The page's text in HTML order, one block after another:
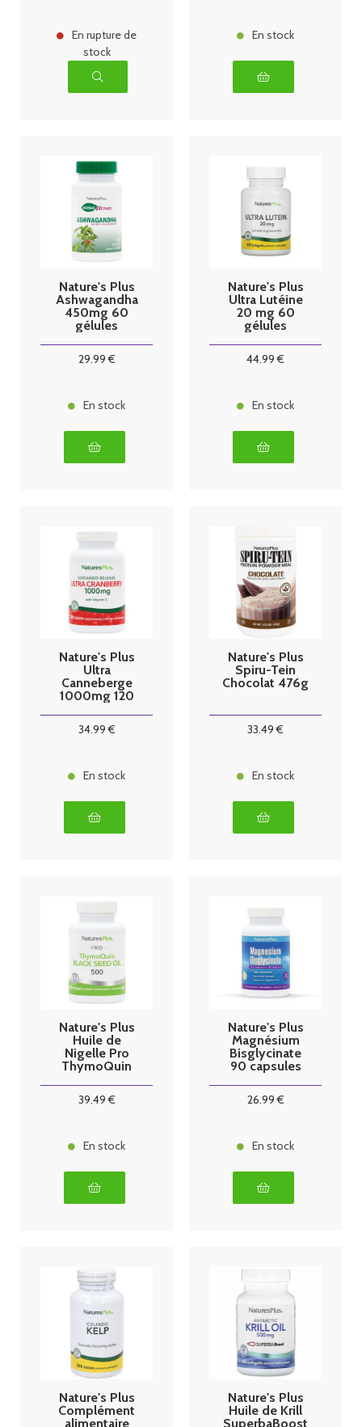
En rupture de
stock
En stock
Nature's Plus
Ashwagandha
450mg 60
gélules
29.99€
En stock
Nature's Plus
Ultra Lutéine
20 mg 60
gélules
44.99 €
En stock
Nature's Plus
Ultra
Canneberge
1000mg 120
34.99€
En stock
Nature's Plus
Spiru-Tein
Chocolat 476g
33.49 €
En stock
Nature's Plus
Huile de
Nigelle Pro
ThymoQuin
perles
39.49€
En stock
Nature's Plus
Magnésium
Bisglycinate
90 capsules
26.99€
En stock
Nature's Plus
Complément
alimentaire
Nature's Plus
Huile de Krill
SuperbaBoost